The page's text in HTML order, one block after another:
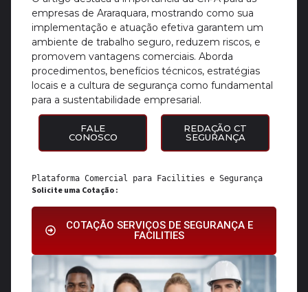
empresas de Araraquara, mostrando como sua
implementação e atuação efetiva garantem um
ambiente de trabalho seguro, reduzem riscos, e
promovem vantagens comerciais. Aborda
procedimentos, benefícios técnicos, estratégias
locais e a cultura de segurança como fundamental
para a sustentabilidade empresarial.
FALE
CONOSCO
REDAÇÃO CT
SEGURANÇA
Plataforma Comercial para Facilities e Segurança
Solicite uma Cotação :
COTAÇÃO SERVIÇOS DE SEGURANÇA E
FACILITIES